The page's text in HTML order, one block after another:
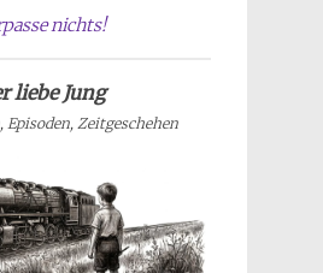
nichts!
liebe Jung
Episoden, Zeitgeschehen